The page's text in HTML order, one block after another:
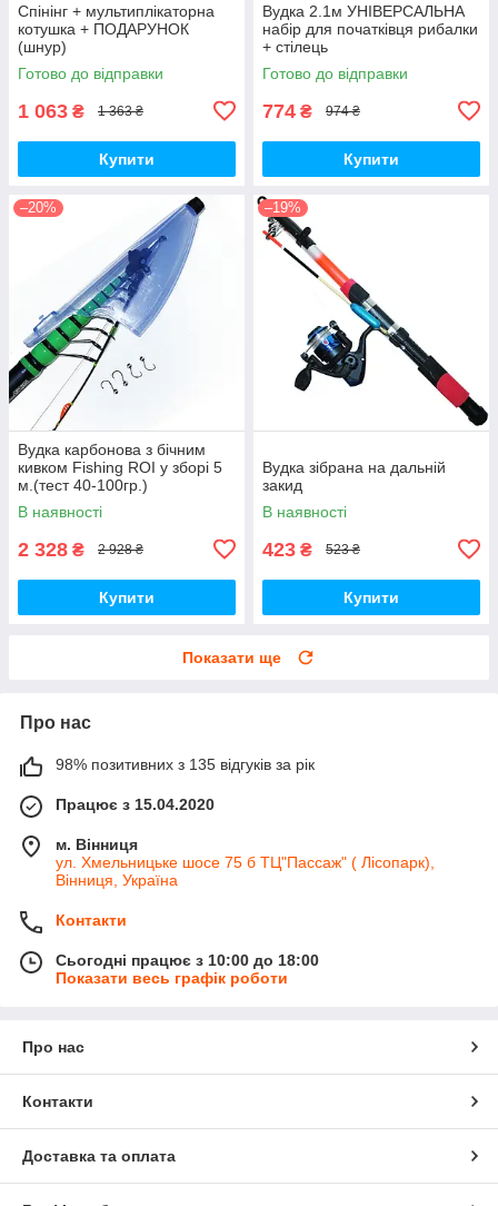
Спінінг + мультиплікаторна
котушка + ПОДАРУНОК
(шнур)
Готово до відправки
1 063 ₴ 1 363 ₴
Купити
Вудка 2.1м УНІВЕРСАЛЬНА
набір для початківця рибалки
+ стілець
Готово до відправки
774 ₴ 974 ₴
Купити
–20%
Вудка карбонова з бічним
кивком Fishing ROI у зборі 5
м.(тест 40-100гр.)
В наявності
2 328 ₴ 2 928 ₴
Купити
–19%
Вудка зібрана на дальній
закид
В наявності
423 ₴ 523 ₴
Купити
Показати ще
Про нас
98% позитивних з 135 відгуків за рік
Працює з 15.04.2020
м. Вінниця
ул. Хмельницьке шосе 75 б ТЦ"Пассаж" ( Лісопарк),
Вінниця, Україна
Контакти
Сьогодні працює з 10:00 до 18:00
Показати весь графік роботи
Про нас
Контакти
Доставка та оплата